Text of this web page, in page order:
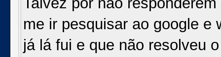
me ir pesquisar ao google e
já lá fui e que não resolveu